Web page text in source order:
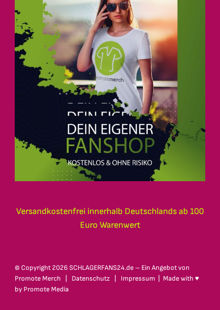
Versandkostenfrei innerhalb Deutschlands ab 100
Euro Warenwert
© Copyright 2026 SCHLAGERFANS24.de – Ein Angebot von
Promote Merch
Datenschutz Impressum | Made with ♥
by Promote Media